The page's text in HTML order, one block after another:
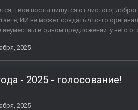
твои посты пишутся от чистого,
ИИ не может создать что-то
неуместны в одном предложении. у него
2025
- 2025 - голосование!
2025